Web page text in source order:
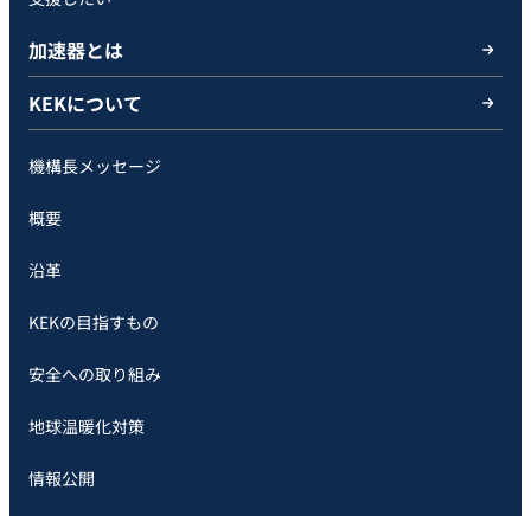
加速器とは
KEKについて
機構長メッセージ
概要
沿革
KEKの目指すもの
安全への取り組み
地球温暖化対策
情報公開